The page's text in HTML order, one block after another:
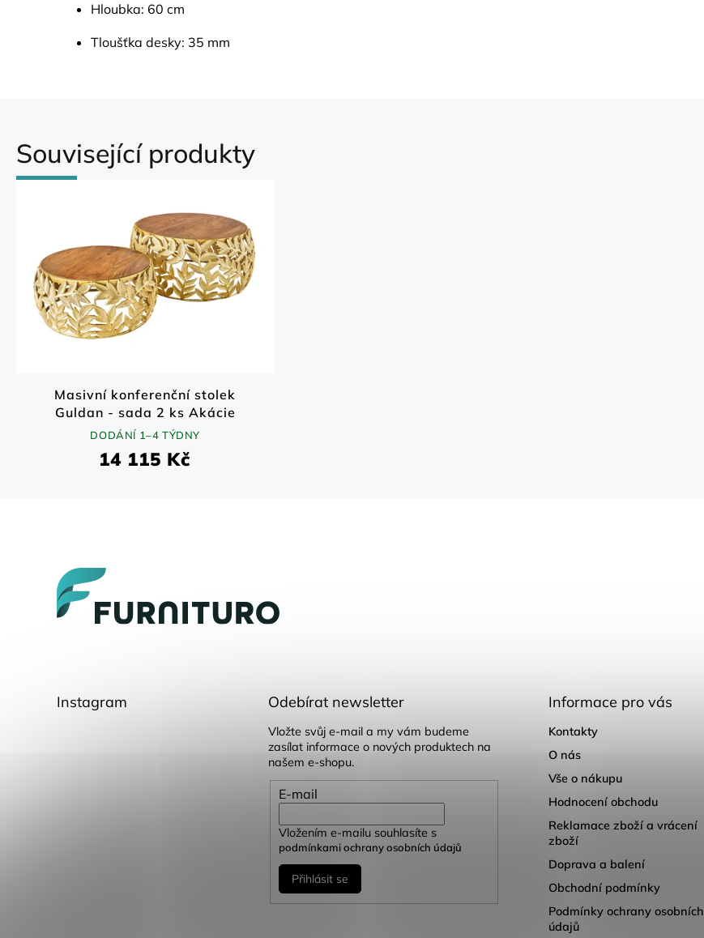
Související produkty
Masivní konferenční stolek
Guldan - sada 2 ks Akácie
70x70 cm
DODÁNÍ 1–4 TÝDNY
14 115 Kč
Hloubka: 60 cm
Tloušťka desky: 35 mm
Instagram Odebírat newsletter
Vložte svůj e-mail a my vám budeme
zasílat informace o nových produktech na
našem e-shopu.
E-mail
Vložením e-mailu souhlasíte s
podmínkami ochrany osobních údajů
Přihlásit se
Informace pro vás
Kontakty
O nás
Vše o nákupu
Hodnocení obchodu
Reklamace zboží a vrácení
zboží
Doprava a balení
Obchodní podmínky
Podmínky ochrany osobních
údajů